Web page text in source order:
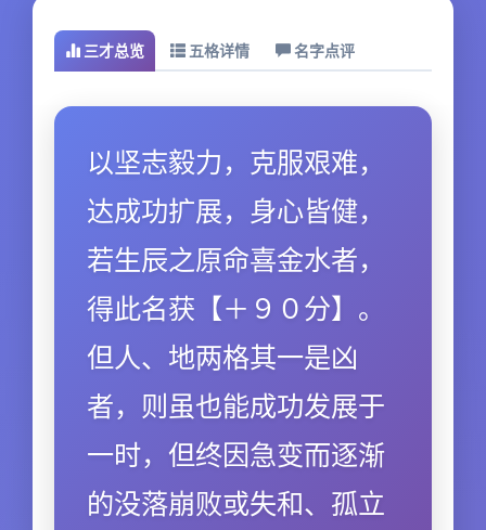
三才总览 五格详情 名字点评
以坚志毅力，克服艰难，
达成功扩展，身心皆健，
若生辰之原命喜金水者，
得此名获【＋９０分】。
但人、地两格其一是凶
者，则虽也能成功发展于
一时，但终因急变而逐渐
的没落崩败或失和、孤立